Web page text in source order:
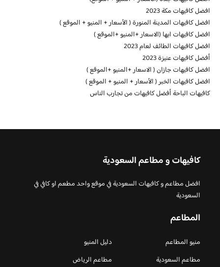
افضل كافيهات مكة 2023
افضل كافيهات المدينة المنورة ( الأسعار + المنيو + الموقع )
افضل كافيهات ابها (الاسعار +المنيو +الموقع )
افضل كافيهات الطائف لعام 2023
أفضل كافيهات عنيزة 2023
افضل كافيهات جازان ( الاسعار +المنيو +الموقع )
افضل كافيهات الخبر ( الأسعار + المنيو + الموقع )
كافيهات الباحة أفضل كافيهات من تجارب الناس
كافيهات و مطاعم السعودية
افضل مطاعم و كافيهات السعودية في موقع واحد مطعم او كافي في
السعودية
المطاعم
منيو المطاعم
دليل المنيو
مطاعم السعودية
مطاعم الرياض